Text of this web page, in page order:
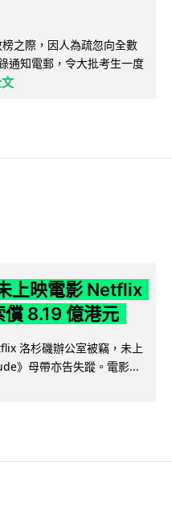
之際，因人為疏忽向全數
通知電郵，令大批考生一度
上映電影 Netflix
8.19 億港元
洛杉磯辦公室被竊，未上
》母帶亦告失蹤。電影...